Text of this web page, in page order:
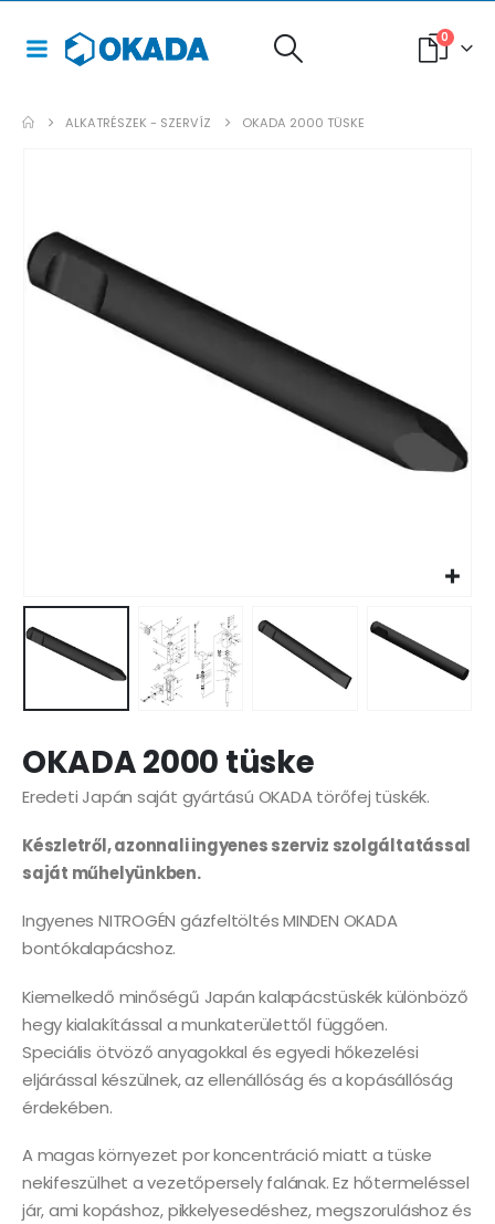
0
ALKATRÉSZEK - SZERVÍZ OKADA 2000 TÜSKE
OKADA 2000 tüske
Eredeti Japán saját gyártású OKADA törőfej tüskék.
Készletről, azonnali ingyenes szerviz szolgáltatással
saját műhelyünkben.
Ingyenes NITROGÉN gázfeltöltés MINDEN OKADA
bontókalapácshoz.
Kiemelkedő minőségű Japán kalapácstüskék különböző
hegy kialakítással a munkaterülettől függően.
Speciális ötvöző anyagokkal és egyedi hőkezelési
eljárással készülnek, az ellenállóság és a kopásállóság
érdekében.
A magas környezet por koncentráció miatt a tüske
nekifeszülhet a vezetőpersely falának. Ez hőtermeléssel
jár, ami kopáshoz, pikkelyesedéshez, megszoruláshoz és